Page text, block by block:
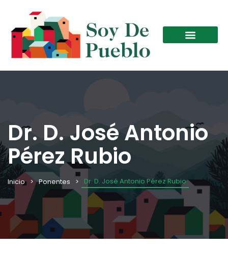
Dr. D. José Antonio
Pérez Rubio
Inicio Ponentes Dr. D. José Antonio Pérez Rubio